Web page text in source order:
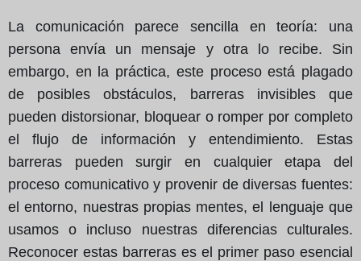
La comunicación parece sencilla en teoría: una
persona envía un mensaje y otra lo recibe. Sin
embargo, en la práctica, este proceso está plagado
de posibles obstáculos, barreras invisibles que
pueden distorsionar, bloquear o romper por completo
el flujo de información y entendimiento. Estas
barreras pueden surgir en cualquier etapa del
proceso comunicativo y provenir de diversas fuentes:
el entorno, nuestras propias mentes, el lenguaje que
usamos o incluso nuestras diferencias culturales.
Reconocer estas barreras es el primer paso esencial